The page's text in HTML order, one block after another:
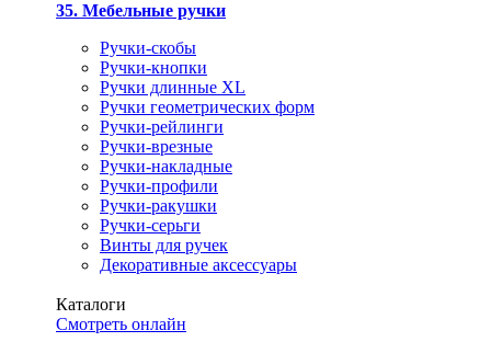
35. Мебельные ручки
Ручки-скобы
Ручки-кнопки
Ручки длинные XL
Ручки геометрических форм
Ручки-рейлинги
Ручки-врезные
Ручки-накладные
Ручки-профили
Ручки-ракушки
Ручки-серьги
Винты для ручек
Декоративные аксессуары
Каталоги
Смотреть онлайн